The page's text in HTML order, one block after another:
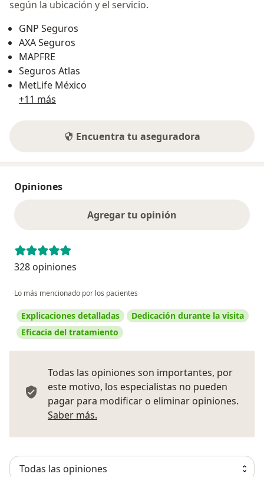
según la ubicación y el servicio.
GNP Seguros
AXA Seguros
MAPFRE
Seguros Atlas
MetLife México
+11 más
Encuentra tu aseguradora
Opiniones
Agregar tu opinión
328 opiniones
Lo más mencionado por los pacientes
Explicaciones detalladas
Dedicación durante la visita
Eficacia del tratamiento
Todas las opiniones son importantes, por
este motivo, los especialistas no pueden
pagar para modificar o eliminar opiniones.
Saber más.